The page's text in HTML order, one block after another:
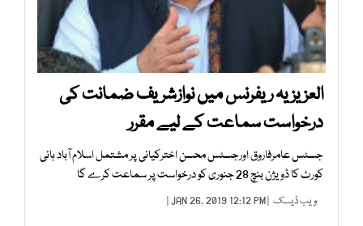
العزیزیہ ریفرنس میں نوازشریف ضمانت کی
درخواست سماعت کے لیے مقرر
جسٹس عامرفاروق اورجسٹس محسن اخترکیانی پر مشتمل اسلام آباد ہائی
کورٹ کا ڈویژن بنچ 28 جنوری کو درخواست پر سماعت کرے گا
ویب ڈیسک | JAN 26, 2019 12:12 PM |